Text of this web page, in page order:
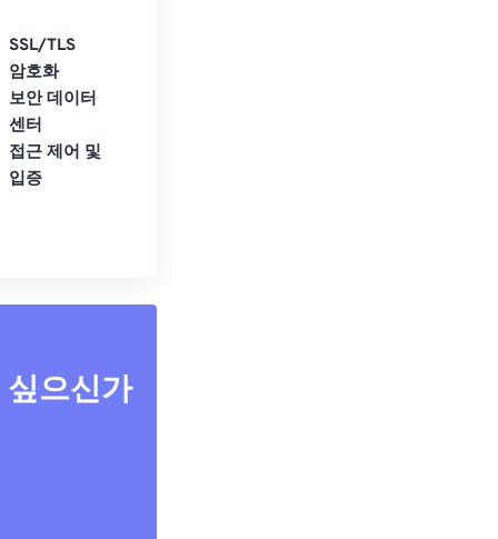
SSL/TLS
암호화
보안 데이터
센터
접근 제어 및
입증
으신가